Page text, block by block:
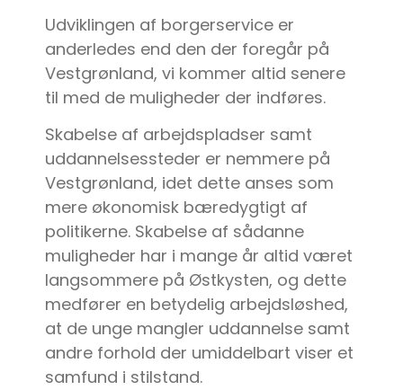
Udviklingen af borgerservice er
anderledes end den der foregår på
Vestgrønland, vi kommer altid senere
til med de muligheder der indføres.
Skabelse af arbejdspladser samt
uddannelsessteder er nemmere på
Vestgrønland, idet dette anses som
mere økonomisk bæredygtigt af
politikerne. Skabelse af sådanne
muligheder har i mange år altid været
langsommere på Østkysten, og dette
medfører en betydelig arbejdsløshed,
at de unge mangler uddannelse samt
andre forhold der umiddelbart viser et
samfund i stilstand.